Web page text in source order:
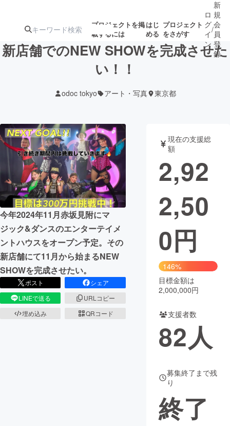
プロジェクトを掲
載するには
はじ
める
プロジェクト
をさがす
ターン
ジェクト
募集終了が近いプ
ロジェクト
アート・写真 音楽
テクノロジー・ガジェット ゲーム・サ
映像・映画
ビジネス・起業
まちづくり・地域活性化
CAMPFIRE for Social Good CAMPFIRE Creation
CAMPFIREふるさと納税
コミュニティ
ロ
グ
イ
ン
/
新
規
会
員
登
録
新店舗でのNEW SHOWを完成させた
い！！
odoc tokyo アート・写真 東京都
今年2024年11月赤坂見附にマ
ジック&ダンスのエンターテイメ
ントハウスをオープン予定。その
新店舗にて11月から始まるNEW
SHOWを完成させたい。
ポスト
シェア
LINEで送る
URLコピー
埋め込み
QRコード
現在の支援総
額
2,92
2,50
0円
146%
目標金額は
2,000,000円
支援者数
82人
募集終了まで残
り
終了